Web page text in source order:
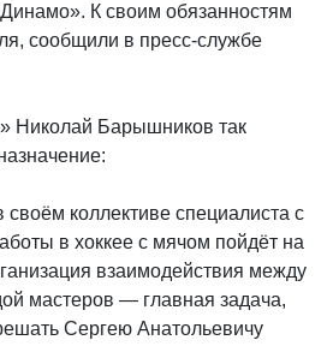
К своим обязанностям
сообщили в пресс-службе
Николай Барышников так
своём коллективе специалиста с
в хоккее с мячом пойдёт на
взаимодействия между
мастеров — главная задача,
Сергею Анатольевичу